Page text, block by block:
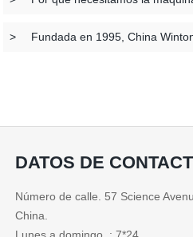
> Fundada en 1995, China
DATOS DE
Número de calle. 57 Science
China.